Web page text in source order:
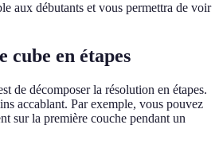
aux débutants et vous permettra de voir
cube en étapes
de décomposer la résolution en étapes.
accablant. Par exemple, vous pouvez
sur la première couche pendant un